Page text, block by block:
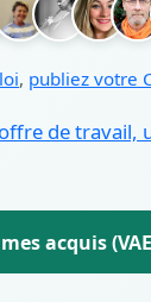
, publiez votre
de travail,
acquis